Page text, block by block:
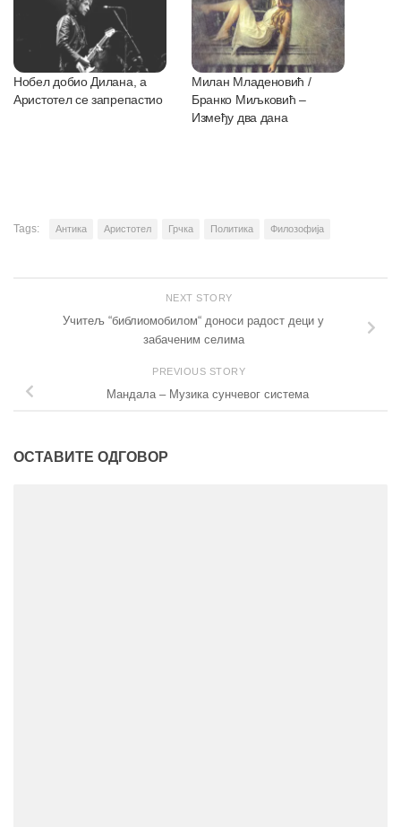
Нобел добио Дилана, а
Аристотел се запрепастио
Милан Младеновић /
Бранко Миљковић –
Између два дана
Tags: Антика Аристотел Грчка Политика Филозофија
NEXT STORY
Учитељ “библиомобилом“ доноси радост деци у
забаченим селима
PREVIOUS STORY
Мандала – Музика сунчевог система
ОСТАВИТЕ ОДГОВОР